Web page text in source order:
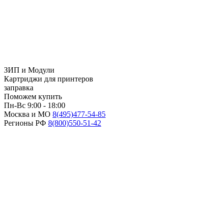
ЗИП и Модули
Картриджи для принтеров
заправка
Поможем купить
Пн-Вс 9:00 - 18:00
Москва и МО 8(495)477-54-85
Регионы РФ 8(800)550-51-42